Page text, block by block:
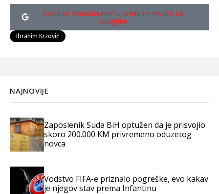
Dodajte Visokoin.com u omiljene izvore na
Googleu
Ibrahim Krzović
NAJNOVIJE
Zaposlenik Suda BiH optužen da je prisvojio
skoro 200.000 KM privremeno oduzetog
novca
Vodstvo FIFA-e priznalo pogreške, evo kakav
je njegov stav prema Infantinu